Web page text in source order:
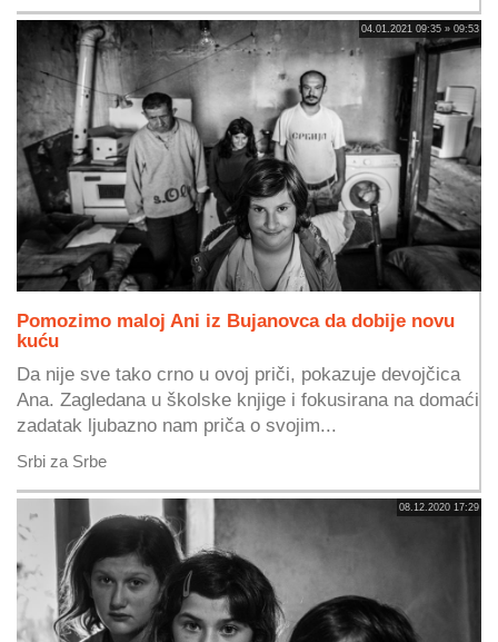
04.01.2021 09:35 » 09:53
Pomozimo maloj Ani iz Bujanovca da dobije novu
kuću
Da nije sve tako crno u ovoj priči, pokazuje devojčica
Ana. Zagledana u školske knjige i fokusirana na domaći
zadatak ljubazno nam priča o svojim...
Srbi za Srbe
08.12.2020 17:29